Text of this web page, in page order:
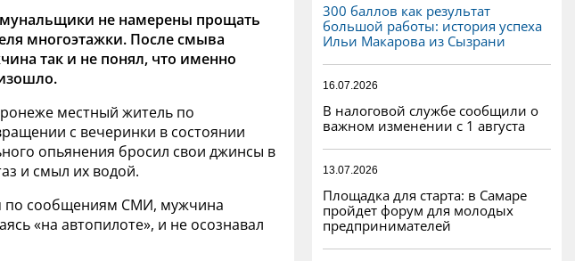
не намерены прощать
многоэтажки. После смыва
так и не понял, что именно
местный житель по
с вечеринки в состоянии
опьянения бросил свои джинсы в
и смыл их водой.
по сообщениям СМИ, мужчина
«на автопилоте», и не осознавал
300 баллов как результат
большой работы: история успеха
Ильи Макарова из Сызрани
16.07.2026
В налоговой службе сообщили о
важном изменении с 1 августа
13.07.2026
Площадка для старта: в Самаре
пройдет форум для молодых
предпринимателей